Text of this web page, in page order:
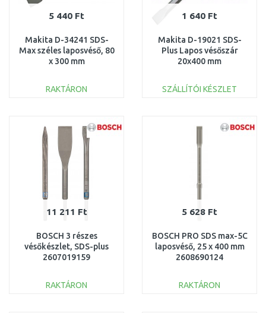
5 440 Ft
Makita D-34241 SDS-
Max széles laposvéső, 80
x 300 mm
RAKTÁRON
Összehasonlítás
1 640 Ft
Makita D-19021 SDS-
Plus Lapos vésőszár
20x400 mm
SZÁLLÍTÓI KÉSZLET
Összehasonlítás
11 211 Ft
BOSCH 3 részes
vésőkészlet, SDS-plus
2607019159
RAKTÁRON
5 628 Ft
BOSCH PRO SDS max-5C
laposvéső, 25 x 400 mm
2608690124
RAKTÁRON